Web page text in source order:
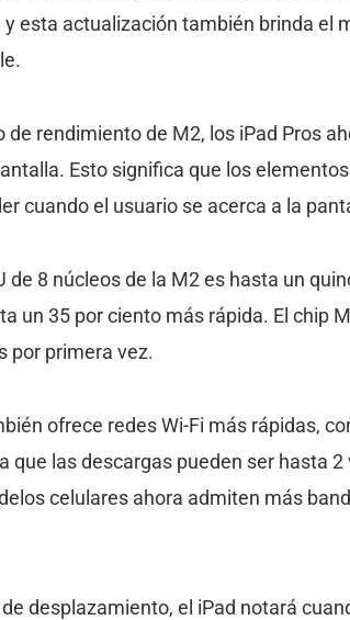
y esta actualización también brinda el
rendimiento de M2, los iPad Pros
Esto significa que los
cuando el usuario se acerca a la
de 8 núcleos de la M2 es hasta un
un 35 por ciento más rápida. El chip
por primera vez.
ofrece redes Wi-Fi más rápidas,
que las descargas pueden ser hasta
celulares ahora admiten más
desplazamiento, el iPad notará